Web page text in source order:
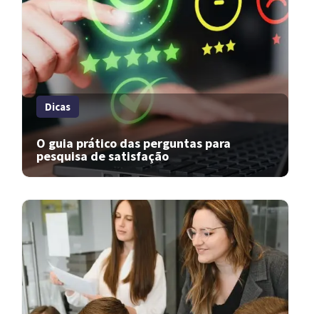
Dicas
O guia prático das perguntas para
pesquisa de satisfação